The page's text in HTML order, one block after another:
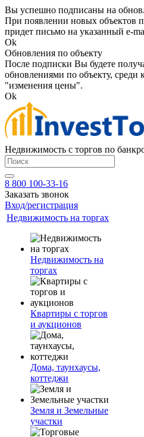
Вы успешно подписаны на
При появлении новых объектов
придет письмо на указанный e-
Ok
Обновления по объекту
После подписки Вы будете
обновлениями по объекту, среди
"изменения цены".
Ok
Недвижимость с торгов по
8 800 100-33-16
Заказать звонок
Вход/регистрация
Недвижимость на торгах
Недвижимость на
торгах
Квартиры с торгов
и аукционов
Дома, таунхаусы,
коттеджи
Земля и Земельные
участки